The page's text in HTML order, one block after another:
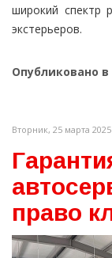
широкий спектр
экстерьеров.
Опубликовано в
Вторник, 25 марта 2025
право